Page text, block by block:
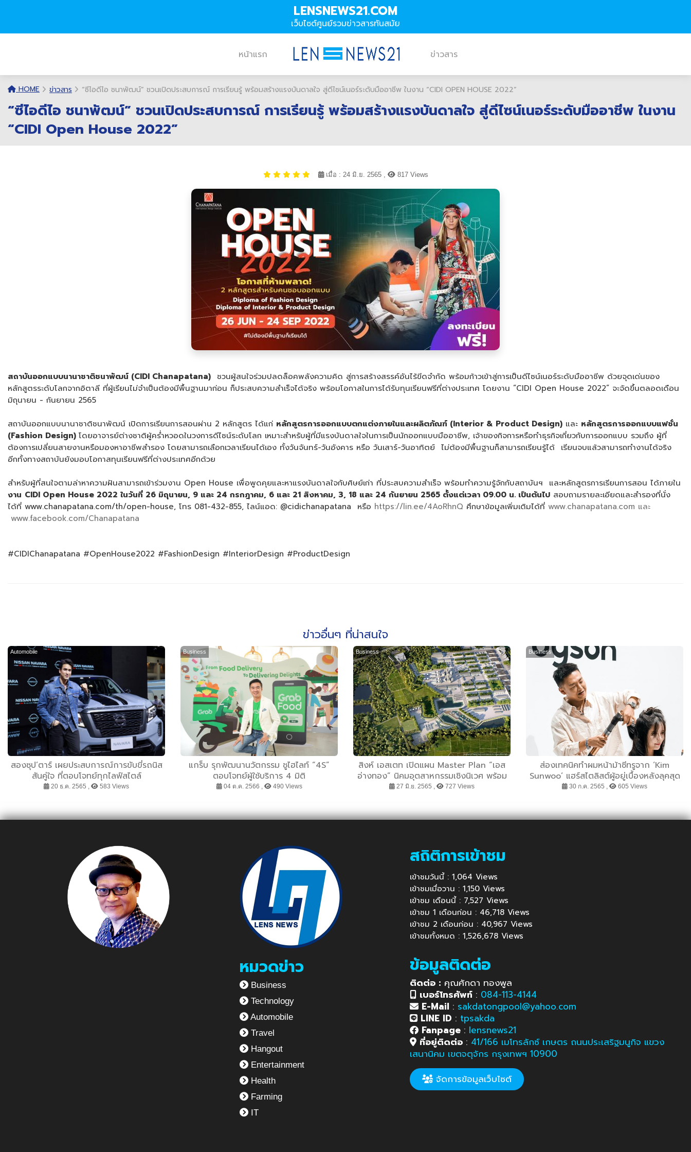
LENSNEWS21.COM
เว็บไซต์ศูนย์รวมข่าวสารทันสมัย
หน้าแรก ข่าวสาร
HOME ข่าวสาร “ซีไอดีไอ ชนาพัฒน์” ชวนเปิดประสบการณ์ การเรียนรู้ พร้อมสร้างแรงบันดาลใจ สู่ดีไซน์เนอร์ระดับมืออาชีพ ในงาน “CIDI OPEN HOUSE 2022”
“ซีไอดีไอ ชนาพัฒน์” ชวนเปิดประสบการณ์ การเรียนรู้ พร้อมสร้างแรงบันดาลใจ สู่ดีไซน์เนอร์ระดับมืออาชีพ ในงาน
“CIDI Open House 2022”
เมื่อ : 24 มิ.ย. 2565 , 817 Views
สถาบันออกแบบนานาชาติชนาพัฒน์ (CIDI Chanapatana) ชวนผู้สนใจร่วมปลดล็อคพลังความคิด สู่การสร้างสรรค์อันไร้ขีดจำกัด พร้อมก้าวเข้าสู่การเป็นดีไซน์เนอร์ระดับมืออาชีพ ด้วยจุดเด่นของ
หลักสูตรระดับโลกจากอิตาลี ที่ผู้เรียนไม่จำเป็นต้องมีพื้นฐานมาก่อน ก็ประสบความสำเร็จได้จริง พร้อมโอกาสในการได้รับทุนเรียนฟรีที่ต่างประเทศ โดยงาน “CIDI Open House 2022” จะจัดขึ้นตลอดเดือน
มิถุนายน - กันยายน 2565
สถาบันออกแบบนานาชาติชนาพัฒน์ เปิดการเรียนการสอนผ่าน 2 หลักสูตร ได้แก่ หลักสูตรการออกแบบตกแต่งภายในและผลิตภัณฑ์ (Interior & Product Design) และ หลักสูตรการออกแบบแฟชั่น
(Fashion Design) โดยอาจารย์ต่างชาติผู้คร่ำหวอดในวงการดีไซน์ระดับโลก เหมาะสำหรับผู้ที่มีแรงบันดาลใจในการเป็นนักออกแบบมืออาชีพ, เจ้าของกิจการหรือทำธุรกิจเกี่ยวกับการออกแบบ รวมถึง ผู้ที่
ต้องการเปลี่ยนสายงานหรือมองหาอาชีพสำรอง โดยสามารถเลือกเวลาเรียนได้เอง ทั้งวันจันทร์-วันอังคาร หรือ วันเสาร์-วันอาทิตย์ ไม่ต้องมีพื้นฐานก็สามารถเรียนรู้ได้ เรียนจบแล้วสามารถทำงานได้จริง
อีกทั้งทางสถาบันยังมอบโอกาสทุนเรียนฟรีที่ต่างประเทศอีกด้วย
สำหรับผู้ที่สนใจตามล่าหาความฝันสามารถเข้าร่วมงาน Open House เพื่อพูดคุยและหาแรงบันดาลใจกับศิษย์เก่า ที่ประสบความสำเร็จ พร้อมทำความรู้จักกับสถาบันฯ และหลักสูตรการเรียนการสอน ได้ภายใน
งาน CIDI Open House 2022 ในวันที่ 26 มิถุนายน, 9 และ 24 กรกฎาคม, 6 และ 21 สิงหาคม, 3, 18 และ 24 กันยายน 2565 ตั้งแต่เวลา 09.00 น. เป็นต้นไป สอบถามรายละเอียดและสำรองที่นั่ง
ได้ที่ www.chanapatana.com/th/open-house, โทร 081-432-855, ไลน์แอด: @cidichanapatana หรือ https://lin.ee/4AoRhnQ ศึกษาข้อมูลเพิ่มเติมได้ที่ www.chanapatana.com และ
www.facebook.com/Chanapatana
#CIDIChanapatana #OpenHouse2022 #FashionDesign #InteriorDesign #ProductDesign
ข่าวอื่นๆ ที่น่าสนใจ
Automobile
สองซุป’ตาร์ เผยประสบการณ์การขับขี่รถนิส
สันคู่ใจ ที่ตอบโจทย์ทุกไลฟ์สไตล์
20 ธ.ค. 2565 , 583 Views
Business
แกร็บ รุกพัฒนานวัตกรรม ชูไฮไลท์ “4S”
ตอบโจทย์ผู้ใช้บริการ 4 มิติ
04 ต.ค. 2566 , 490 Views
Business
สิงห์ เอสเตท เปิดแผน Master Plan “เอส
อ่างทอง” นิคมอุตสาหกรรมเชิงนิเวศ พร้อม
โซนพิเศษสำหรับอุตสาหกรรมอาหารและธุรกิจ
27 มิ.ย. 2565 , 727 Views
Business
ส่องเทคนิคทำผมหน้าม้าซีทรูจาก ‘Kim
Sunwoo’ แฮร์สไตลิสต์ผู้อยู่เบื้องหลังลุคสุด
ปังของเหล่าไอดอลเกาหลี
30 ก.ค. 2565 , 605 Views
หมวดข่าว
Business
Technology
Automobile
Travel
Hangout
Entertainment
Health
Farming
IT
สถิติการเข้าชม
เข้าชมวันนี้ : 1,064 Views
เข้าชมเมื่อวาน : 1,150 Views
เข้าชม เดือนนี้ : 7,527 Views
เข้าชม 1 เดือนก่อน : 46,718 Views
เข้าชม 2 เดือนก่อน : 40,967 Views
เข้าชมทั้งหมด : 1,526,678 Views
ข้อมูลติดต่อ
ติดต่อ : คุณศักดา ทองพูล
เบอร์โทรศัพท์ : 084-113-4144
E-Mail : sakdatongpool@yahoo.com
LINE ID : tpsakda
Fanpage : lensnews21
ที่อยู่ติดต่อ : 41/166 เมโทรลักซ์ เกษตร ถนนประเสริฐมนูกิจ แขวง
เสนานิคม เขตจตุจักร กรุงเทพฯ 10900
จัดการข้อมูลเว็บไซต์